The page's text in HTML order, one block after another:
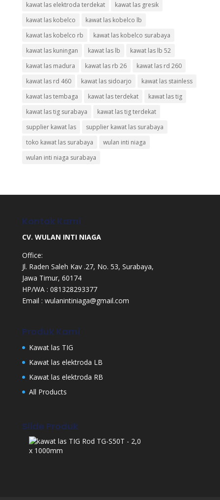
kawat las elektroda terdekat
kawat las gresik
kawat las kobelco
kawat las kobelco lb
kawat las kobelco rb
kawat las kobelco surabaya
kawat las kuningan
kawat las lb
kawat las lb 52
kawat las madura
kawat las rb 26
kawat las rd 260
kawat las rd 460
kawat las sidoarjo
kawat las stainless
kawat las tembaga
kawat las terdekat
kawat las tig
kawat las tig surabaya
kawat las tig terdekat
supplier kawat las
supplier kawat las surabaya
toko kawat las surabaya
wulan inti niaga
wulan inti niaga surabaya
Kontak Kami
CV. WULAN INTI NIAGA
Office:
Jl. Raden Saleh Kav .27, No. 53, Surabaya,
Jawa Timur, 60174
HP/WA : 081328293377
Email : wulanintiniaga@gmail.com
Produk Kami
Kawat las TIG
Kawat las elektroda LB
Kawat las elektroda RB
All Products
Slide Produk